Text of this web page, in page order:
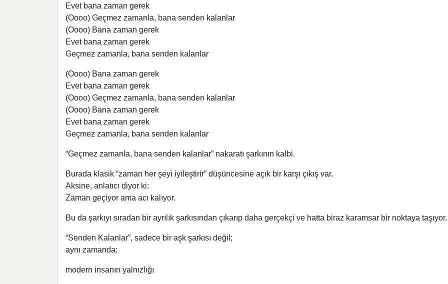
Evet bana zaman gerek
(Oooo) Geçmez zamanla, bana senden kalanlar
(Oooo) Bana zaman gerek
Evet bana zaman gerek
Geçmez zamanla, bana senden kalanlar
(Oooo) Bana zaman gerek
Evet bana zaman gerek
(Oooo) Geçmez zamanla, bana senden kalanlar
(Oooo) Bana zaman gerek
Evet bana zaman gerek
Geçmez zamanla, bana senden kalanlar
“Geçmez zamanla, bana senden kalanlar” nakaratı şarkının kalbi.
Burada klasik “zaman her şeyi iyileştirir” düşüncesine açık bir karşı çıkış var.
Aksine, anlatıcı diyor ki:
Zaman geçiyor ama acı kalıyor.
Bu da şarkıyı sıradan bir ayrılık şarkısından çıkarıp daha gerçekçi ve hatta biraz karamsar bir noktaya taşıyor.
“Senden Kalanlar”, sadece bir aşk şarkısı değil;
aynı zamanda:
modern insanın yalnızlığı